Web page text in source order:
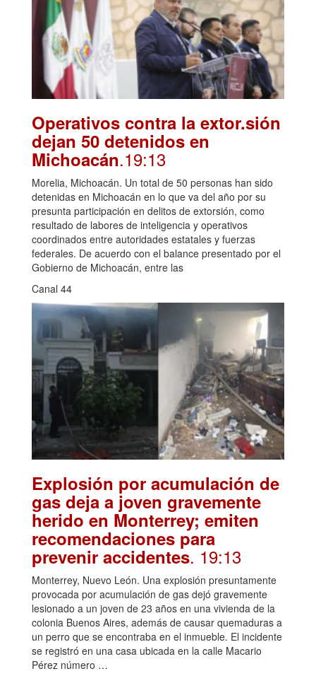
Operativos contra la extor.sión
dejan 50 detenidos en
Michoacán.19:13
Morelia, Michoacán. Un total de 50 personas han sido
detenidas en Michoacán en lo que va del año por su
presunta participación en delitos de extorsión, como
resultado de labores de inteligencia y operativos
coordinados entre autoridades estatales y fuerzas
federales. De acuerdo con el balance presentado por el
Gobierno de Michoacán, entre las
Canal 44
Explosión por acumulación de
gas deja a joven gravemente
herido en Monterrey; emiten
recomendaciones para
prevenir accidentes. 19:13
Monterrey, Nuevo León. Una explosión presuntamente
provocada por acumulación de gas dejó gravemente
lesionado a un joven de 23 años en una vivienda de la
colonia Buenos Aires, además de causar quemaduras a
un perro que se encontraba en el inmueble. El incidente
se registró en una casa ubicada en la calle Macario
Pérez número …